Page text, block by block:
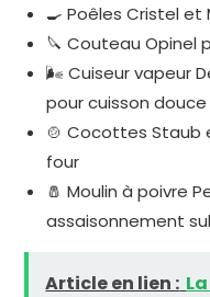
🍳 Poêles Cristel
🔪 Couteau Opinel
🌬️ Cuiseur vapeur
pour cuisson douce
🍲 Cocottes Staub
four
🧂 Moulin à poivre
assaisonnement
Article en lien :